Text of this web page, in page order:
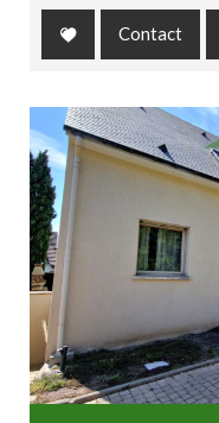
Contact